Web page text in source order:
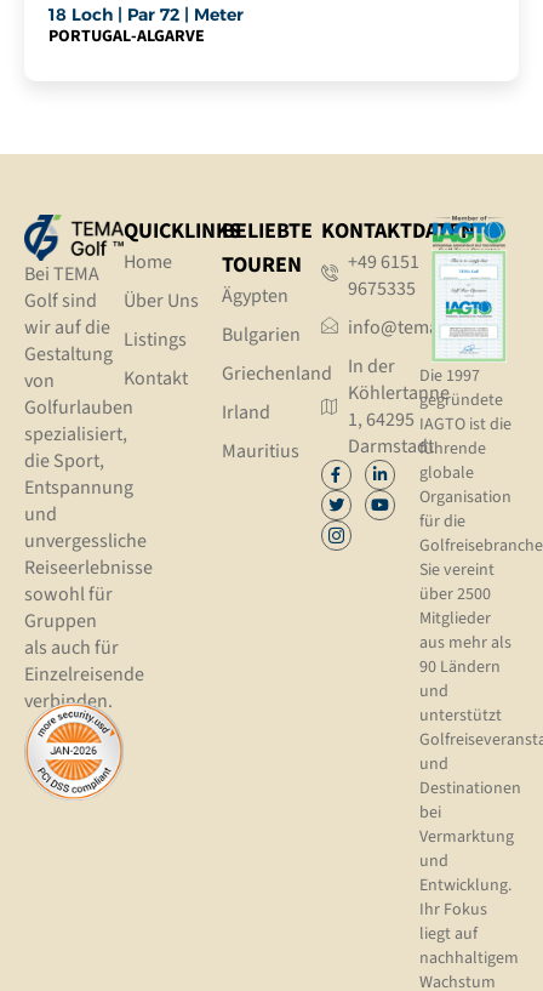
18 Loch | Par 72 | Meter
PORTUGAL-ALGARVE
Bei TEMA
Golf sind
wir auf die
Gestaltung
von
Golfurlauben
spezialisiert,
die Sport,
Entspannung
und
unvergessliche
Reiseerlebnisse
sowohl für
Gruppen
als auch für
Einzelreisende
verbinden.
QUICKLINKS
Home
Über Uns
Listings
Kontakt
BELIEBTE
TOUREN
Ägypten
Bulgarien
Griechenland
Irland
Mauritius
KONTAKTDATEN
+49 6151
9675335
info@tema.golf
In der
Köhlertanne
1, 64295
Darmstadt
Die 1997
gegründete
IAGTO ist die
führende
globale
Organisation
für die
Sie vereint
über 2500
Mitglieder
aus mehr als
90 Ländern
und
unterstützt
und
Destinationen
bei
Vermarktung
und
Entwicklung.
Ihr Fokus
liegt auf
nachhaltigem
Wachstum